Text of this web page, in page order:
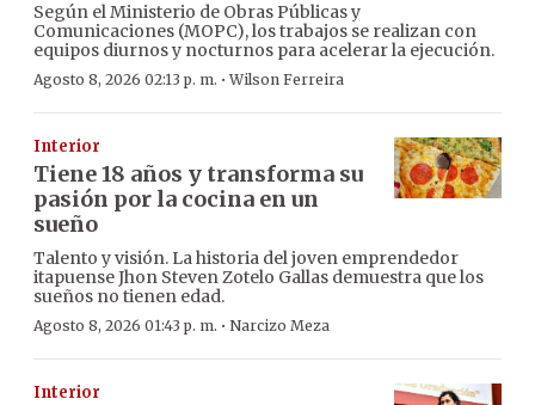
Según el Ministerio de Obras Públicas y
Comunicaciones (MOPC), los trabajos se realizan con
equipos diurnos y nocturnos para acelerar la ejecución.
Agosto 8, 2026 02:13 p. m. ·Wilson Ferreira
Interior
Tiene 18 años y transforma su
pasión por la cocina en un
sueño
Talento y visión. La historia del joven emprendedor
itapuense Jhon Steven Zotelo Gallas demuestra que los
sueños no tienen edad.
Agosto 8, 2026 01:43 p. m. · Narcizo Meza
Interior